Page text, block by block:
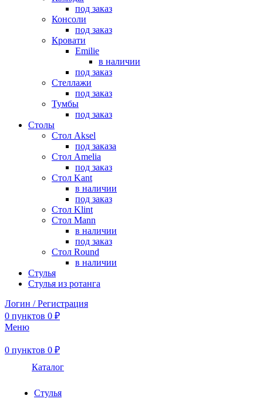
под заказ
Консоли
под заказ
Кровати
Emilie
в наличии
под заказ
Стеллажи
под заказ
Тумбы
под заказ
Столы
Стол Aksel
под заказа
Стол Amelia
под заказ
Стол Kant
в наличии
под заказ
Стол Klint
Стол Mann
в наличии
под заказ
Стол Round
в наличии
Стулья
Стулья из ротанга
Логин / Регистрация
0 пунктов 0 ₽
Меню
0 пунктов 0 ₽
Каталог
Стулья